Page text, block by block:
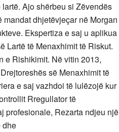
Ajo shërbeu si Zëvendës
dhjetëvjeçar në Morgan
Ekspertiza e saj u aplikua
Lartë të Menaxhimit të Riskut.
e Rishikimit. Në vitin 2013,
së Menaxhimit të
e saj vazhdoi të lulëzojë kur
Rregullator të
profesionale, Rezarta ndjeu një
dhe